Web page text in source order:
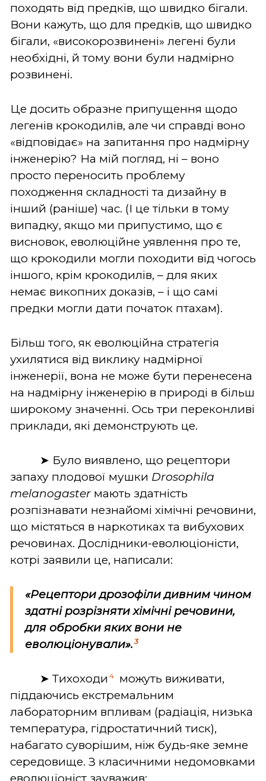
походять від предків, що швидко бігали.
Вони кажуть, що для предків, що швидко
бігали, «високорозвинені» легені були
необхідні, й тому вони були надмірно
розвинені.
Це досить образне припущення щодо
легенів крокодилів, але чи справді воно
«відповідає» на запитання про надмірну
інженерію? На мій погляд, ні – воно
просто переносить проблему
походження складності та дизайну в
інший (раніше) час. (І це тільки в тому
випадку, якщо ми припустимо, що є
висновок, еволюційне уявлення про те,
що крокодили могли походити від чогось
іншого, крім крокодилів, – для яких
немає викопних доказів, – і що самі
предки могли дати початок птахам).
Більш того, як еволюційна стратегія
ухилятися від виклику надмірної
інженерії, вона не може бути перенесена
на надмірну інженерію в природі в більш
широкому значенні. Ось три переконливі
приклади, які демонструють це.
➤ Було виявлено, що рецептори
запаху плодової мушки Drosophila
melanogaster мають здатність
розпізнавати незнайомі хімічні речовини,
що містяться в наркотиках та вибухових
речовинах. Дослідники-еволюціоністи,
котрі заявили це, написали:
«Рецептори дрозофіли дивним чином
здатні розрізняти хімічні речовини,
для обробки яких вони не
еволюціонували». 3
➤ Тихоходи 4
можуть виживати,
піддаючись екстремальним
лабораторним впливам (радіація, низька
температура, гідростатичний тиск),
набагато суворішим, ніж будь-яке земне
середовище. З класичними недомовками